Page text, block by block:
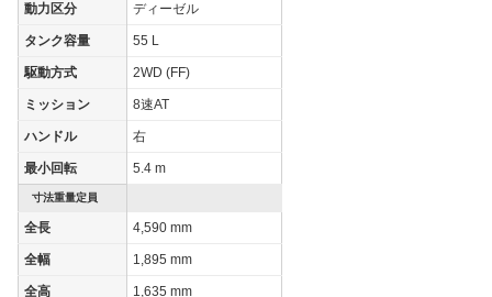
動力区分 ディーゼル
タンク容量 55 L
駆動方式 2WD (FF)
ミッション 8速AT
ハンドル 右
最小回転 5.4 m
寸法重量定員
全長 4,590 mm
全幅 1,895 mm
全高 1,635 mm